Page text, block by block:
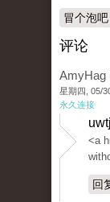
冒个泡吧
评论
AmyHag
星期四, 05/
永久连接
<a
回